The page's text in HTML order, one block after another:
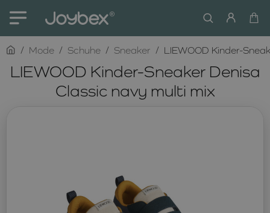
LIEWOOD Kinder-Sneaker Denisa
Classic navy multi mix
homeMode Schuhe Sneaker LIEWOOD Kinder-